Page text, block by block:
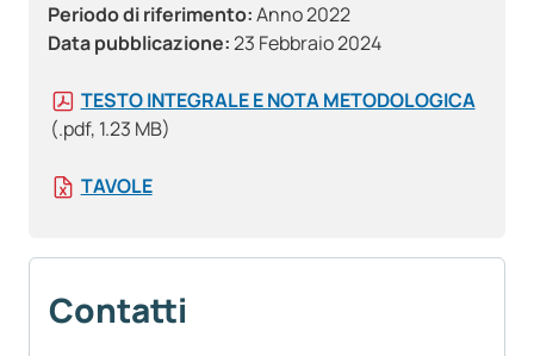
Periodo di riferimento:Anno 2022
Data pubblicazione:23 Febbraio 2024
TESTO INTEGRALE E NOTA METODOLOGICA
(.pdf, 1.23 MB)
TAVOLE
Contatti